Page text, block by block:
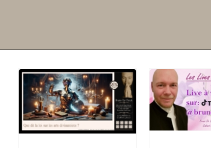
Que dit la loi sur la
voyance,
médiumnité, et autres
Lives Voyance pour
Octobre Rose –
Soutien aux
Personnes Atteintes
de Cancer du Sein